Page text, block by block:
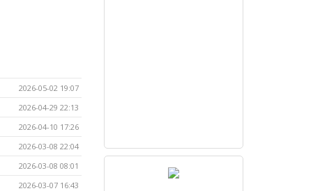
2026-05-02 19:07
2026-04-29 22:13
2026-04-10 17:26
2026-03-08 22:04
2026-03-08 08:01
2026-03-07 16:43